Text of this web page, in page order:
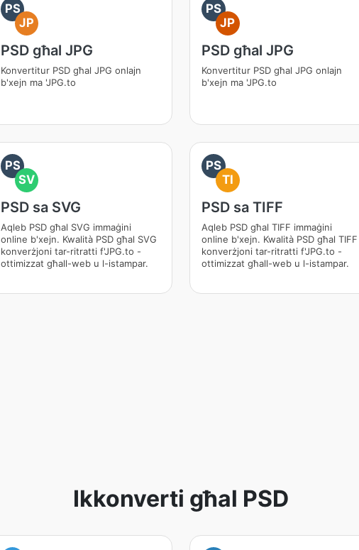
PS
JP
PSD għal JPG
Konvertitur PSD għal JPG onlajn
b'xejn ma 'JPG.to
PS
JP
PSD għal JPG
Konvertitur PSD għal JPG onlajn
b'xejn ma 'JPG.to
PS
SV
PSD sa SVG
Aqleb PSD għal SVG immaġini
online b'xejn. Kwalità PSD għal SVG
konverżjoni tar-ritratti f'JPG.to -
ottimizzat għall-web u l-istampar.
PS
TI
PSD sa TIFF
Aqleb PSD għal TIFF immaġini
online b'xejn. Kwalità PSD għal TIFF
konverżjoni tar-ritratti f'JPG.to -
ottimizzat għall-web u l-istampar.
Ikkonverti għal PSD